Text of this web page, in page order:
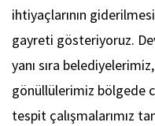
ihtiyaçlarının
gayreti gösteriyoruz.
yanı sıra
gönüllülerimiz bölgede
tespit çalışmalarımız